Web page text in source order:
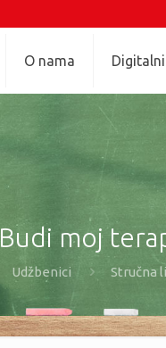
O nama
Budi moj
Udžbenici Stručna